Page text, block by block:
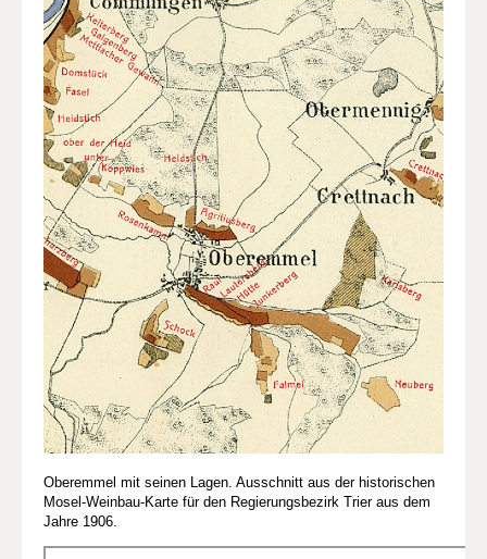
Oberemmel mit seinen Lagen. Ausschnitt aus der historischen
Mosel-Weinbau-Karte für den Regierungsbezirk Trier aus dem
Jahre 1906.